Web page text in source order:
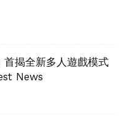
揭全新多人遊戲模式
News